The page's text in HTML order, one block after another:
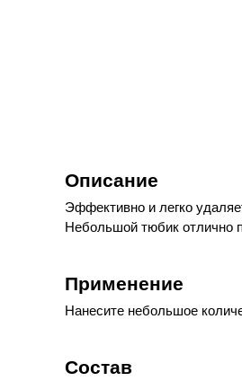
Описание
Эффективно и легко
Небольшой тюбик отлично
Применение
Нанесите небольшое
Состав